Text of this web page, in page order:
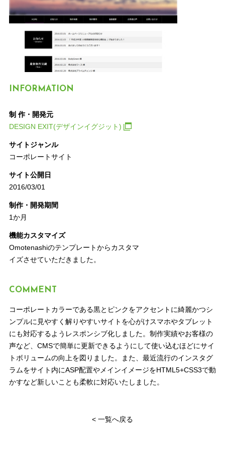
INFORMATION
制 作・開発元
DESIGN EXIT(デザインイグジット)
サイトジャンル
コーポレートサイト
サイト公開日
2016/03/01
制作・開発期間
1か月
機能カスタマイズ
Omotenashiのテンプレートからカスタマ
イズさせていただきました。
COMMENT
コーポレートカラーである黒とピンクをアクセントに綺麗かつシ
ンプルに見やすく解りやすいサイトを心がけスマホやタブレット
にも対応するようレスポンシブ化しました。制作実績やお客様の
声など、CMSで簡単に更新できるようにして使い込むほどにサイ
トボリュームの向上を図りました。また、最近流行のインスタグ
ラムをサイト内にASP配置やメインイメージをHTML5+CSS3で動
かすなど新しいことも柔軟に対応いたしました。
< 一覧へ戻る